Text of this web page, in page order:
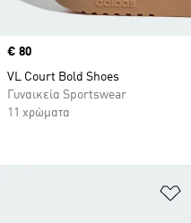
Price
€ 80
VL Court Bold Shoes
Γυναικεία Sportswear
11 χρώματα